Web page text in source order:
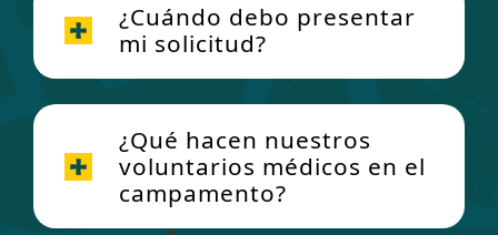
¿Cuándo debo presentar
mi solicitud?
¿Qué hacen nuestros
voluntarios médicos en el
campamento?